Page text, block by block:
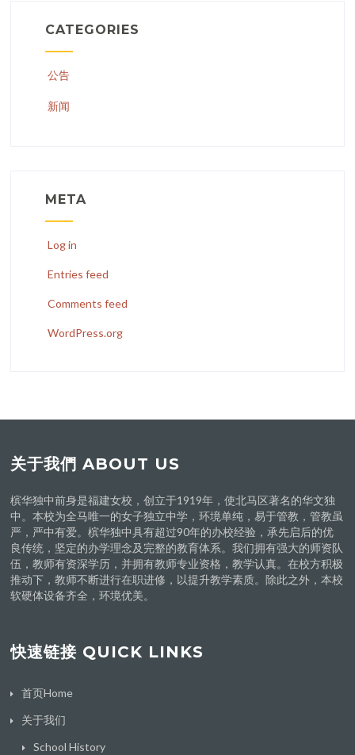
CATEGORIES
公告
新闻
META
Log in
Entries feed
Comments feed
WordPress.org
关于我們 ABOUT US
槟华独中前身是福建女校，创立于1919年，使北马区著名的华文独
中。本校为全马唯一的女子独立中学，环境单纯，易于管教，管教虽
严，严中有爱。槟华独中具有超过90年的办校经验，承先启后的优
良传统，坚定的办学理念及完整的教育体系。我们拥有强大的师资队
伍，教师有资深学历，并拥有教师专业资格，教学认真。在校方积极
推动下，教师不断进行在职进修，以提升教学素质。除此之外，本校
软硬体设备齐全，环境优美。
快速链接 QUICK LINKS
首页Home
关于我们
School History